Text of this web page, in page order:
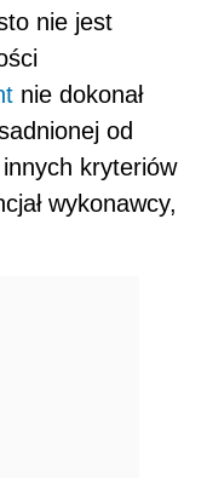
nie jest
nie dokonał
od
kryteriów
wykonawcy,